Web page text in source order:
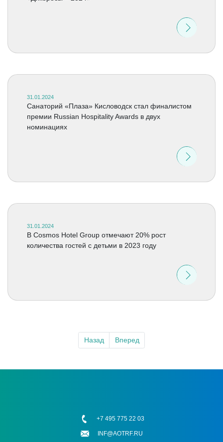
31.01.2024
Санаторий «Плаза» Кисловодск стал финалистом
премии Russian Hospitality Awards в двух
номинациях
31.01.2024
В Cosmos Hotel Group отмечают 20% рост
количества гостей с детьми в 2023 году
Назад Вперед
+7 495 775 22 03
INF@AOTRF.RU